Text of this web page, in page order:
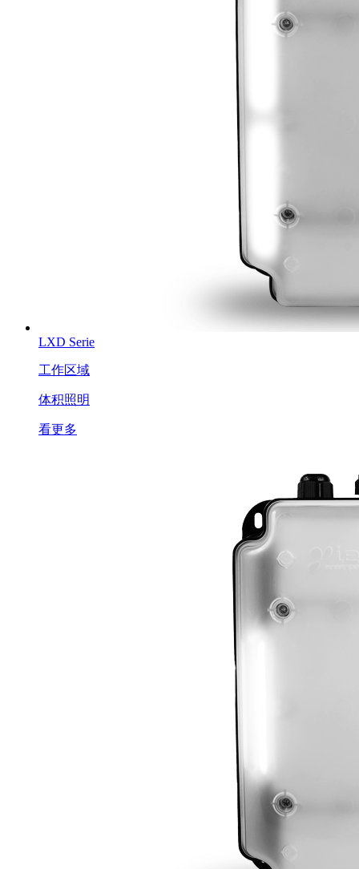
LXD Serie
工作区域
体积照明
看更多